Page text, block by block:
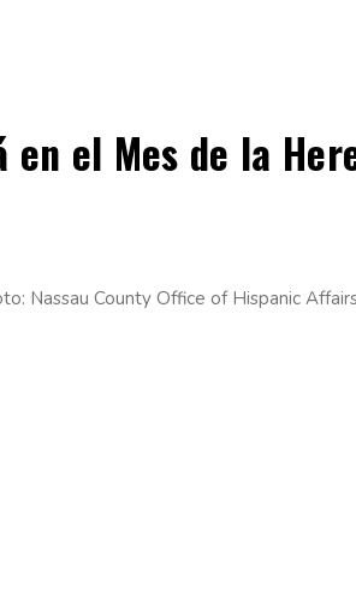
en el Mes de la
Nassau County Office of Hispanic